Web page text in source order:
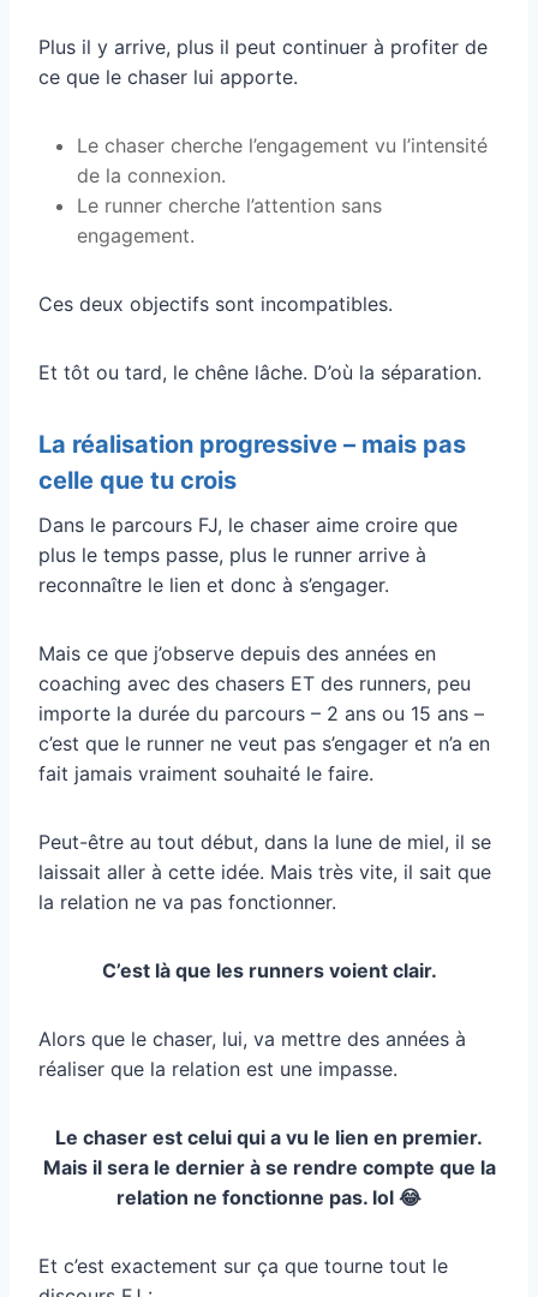
Plus il y arrive, plus il peut continuer à profiter de
ce que le chaser lui apporte.
Le chaser cherche l’engagement vu l’intensité
de la connexion.
Le runner cherche l’attention sans
engagement.
Ces deux objectifs sont incompatibles.
Et tôt ou tard, le chêne lâche. D’où la séparation.
La réalisation progressive – mais pas
celle que tu crois
Dans le parcours FJ, le chaser aime croire que
plus le temps passe, plus le runner arrive à
reconnaître le lien et donc à s’engager.
Mais ce que j’observe depuis des années en
coaching avec des chasers ET des runners, peu
importe la durée du parcours – 2 ans ou 15 ans –
c’est que le runner ne veut pas s’engager et n’a en
fait jamais vraiment souhaité le faire.
Peut-être au tout début, dans la lune de miel, il se
laissait aller à cette idée. Mais très vite, il sait que
la relation ne va pas fonctionner.
C’est là que les runners voient clair.
Alors que le chaser, lui, va mettre des années à
réaliser que la relation est une impasse.
Le chaser est celui qui a vu le lien en premier.
Mais il sera le dernier à se rendre compte que la
relation ne fonctionne pas. lol 😂
Et c’est exactement sur ça que tourne tout le